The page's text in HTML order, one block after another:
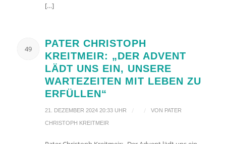
[…]
49
PATER CHRISTOPH
KREITMEIR: „DER ADVENT
LÄDT UNS EIN, UNSERE
WARTEZEITEN MIT LEBEN ZU
ERFÜLLEN“
21. DEZEMBER 2024 20:33 UHR / / VON PATER
CHRISTOPH KREITMEIR